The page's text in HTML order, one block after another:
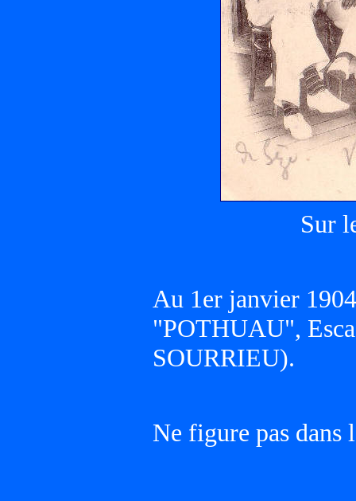
Sur
Au 1er janvier
"POTHUAU",
SOURRIEU).
Ne figure pas dans